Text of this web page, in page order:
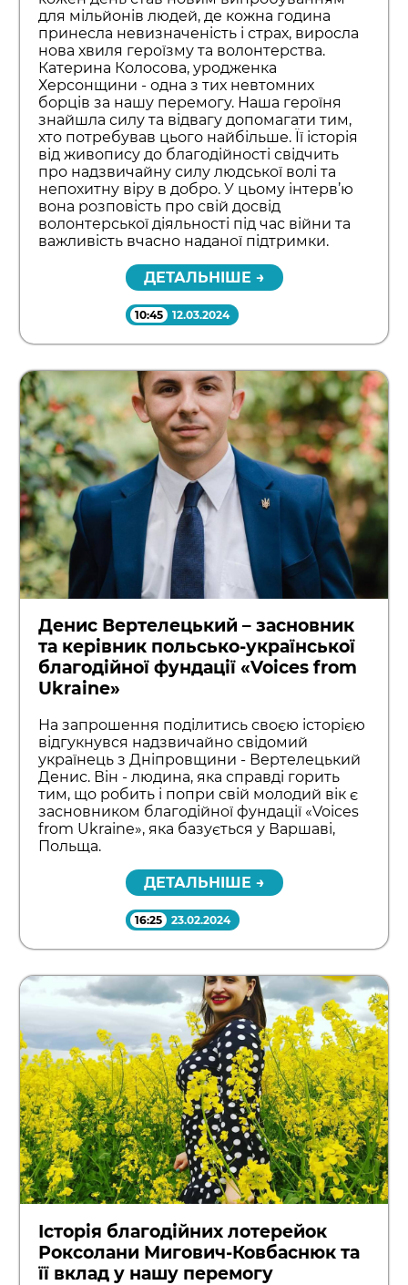
для мільйонів людей, де кожна година
принесла невизначеність і страх, виросла
нова хвиля героїзму та волонтерства.
Катерина Колосова, уродженка
Херсонщини - одна з тих невтомних
борців за нашу перемогу. Наша героїня
знайшла силу та відвагу допомагати тим,
хто потребував цього найбільше. Її історія
від живопису до благодійності свідчить
про надзвичайну силу людської волі та
непохитну віру в добро. У цьому інтерв’ю
вона розповість про свій досвід
волонтерської діяльності під час війни та
важливість вчасно наданої підтримки.
ДЕТАЛЬНІШЕ →
10:45 12.03.2024
Денис Вертелецький – засновник
та керівник польсько-української
благодійної фундації «Voices from
Ukraine»
На запрошення поділитись своєю історією
відгукнувся надзвичайно свідомий
українець з Дніпровщини - Вертелецький
Денис. Він - людина, яка справді горить
тим, що робить і попри свій молодий вік є
засновником благодійної фундації «Voices
from Ukraine», яка базується у Варшаві,
Польща.
ДЕТАЛЬНІШЕ →
16:25 23.02.2024
Історія благодійних лотерейок
Роксолани Мигович-Ковбаснюк та
її вклад у нашу перемогу